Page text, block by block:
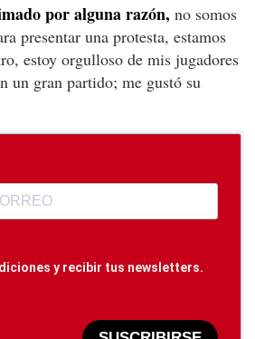
por alguna razón, no somos
presentar una protesta, estamos
estoy orgulloso de mis jugadores
un gran partido; me gustó su
y recibir tus newsletters.